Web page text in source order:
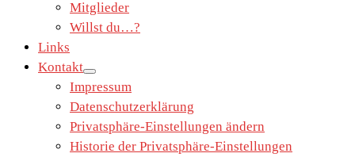
Mitglieder
Willst du…?
Links
Kontakt
Impressum
Datenschutzerklärung
Privatsphäre-Einstellungen ändern
Historie der Privatsphäre-Einstellungen